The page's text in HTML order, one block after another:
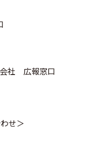
会社 広報窓口
せ＞